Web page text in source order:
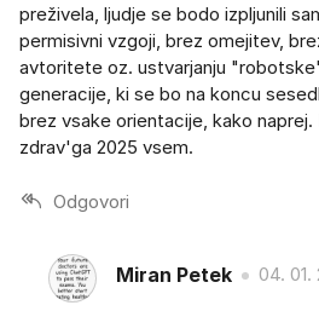
preživela, ljudje se bodo izpljunili
permisivni vzgoji, brez omejitev,
avtoritete oz. ustvarjanju
generacije, ki se bo na koncu
brez vsake orientacije, kako naprej.
zdrav'ga 2025 vsem.
Odgovori
Miran Petek 04. 01.